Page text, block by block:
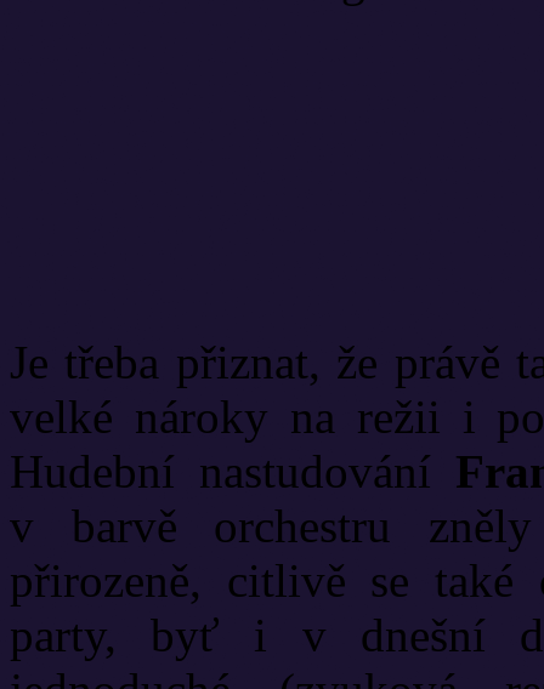
Je třeba přiznat, že právě
velké nároky na režii i
Hudební nastudování
v barvě orchestru
přirozeně, citlivě se také
party, byť i v dnešní